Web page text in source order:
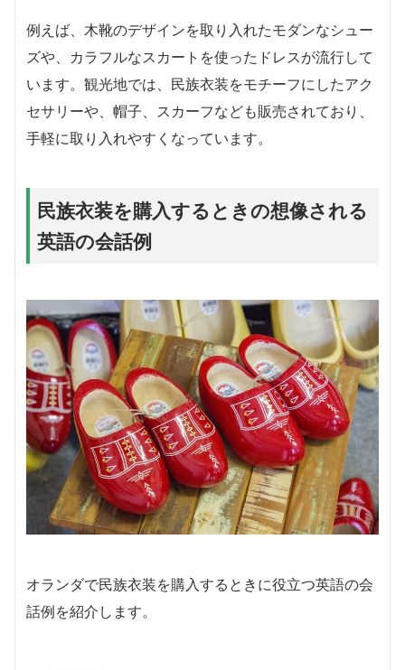
例えば、木靴のデザインを取り入れたモダンなシュー
ズや、カラフルなスカートを使ったドレスが流行して
います。観光地では、民族衣装をモチーフにしたアク
セサリーや、帽子、スカーフなども販売されており、
手軽に取り入れやすくなっています。
民族衣装を購入するときの想像される
英語の会話例
オランダで民族衣装を購入するときに役立つ英語の会
話例を紹介します。